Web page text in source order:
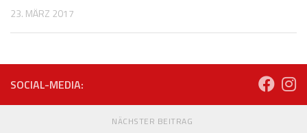
23. MÄRZ 2017
SOCIAL-MEDIA:
NÄCHSTER BEITRAG